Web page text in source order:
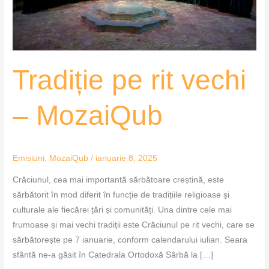
Tradiție pe rit vechi
– MozaiQub
Emisiuni, MozaiQub / ianuarie 8, 2025
Crăciunul, cea mai importantă sărbătoare creștină, este
sărbătorit în mod diferit în funcție de tradițiile religioase și
culturale ale fiecărei țări și comunități. Una dintre cele mai
frumoase și mai vechi tradiții este Crăciunul pe rit vechi, care se
sărbătorește pe 7 ianuarie, conform calendarului iulian. Seara
sfântă ne-a găsit în Catedrala Ortodoxă Sârbă la […]